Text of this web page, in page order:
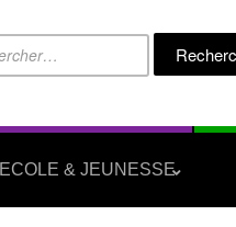
Rechercher :
ECOLE & JEUNESSE